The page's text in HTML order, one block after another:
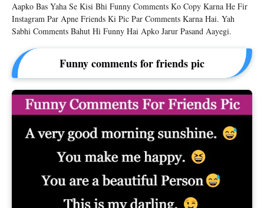
Aapko Bas Yaha Se Kisi Bhi Funny Comments Ko Copy Karna He Fir
Instagram Par Apne Friends Ki Pic Par Comments Karna Hai. Yah
Sabhi Comments Bahut Hi Funny Hai Apko Jarur Pasand Aayegi.
Funny comments for friends pic